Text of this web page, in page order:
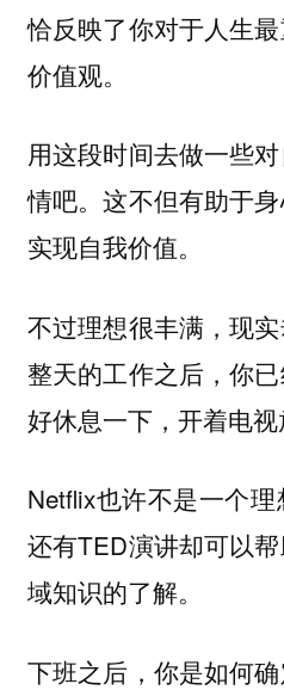
恰反映了你对于人生
价值观。
用这段时间去做一些
情吧。这不但有助于
实现自我价值。
不过理想很丰满，现
整天的工作之后，你
好休息一下，开着电视
Netflix也许不是一个
还有TED演讲却可以
域知识的了解。
下班之后，你是如何